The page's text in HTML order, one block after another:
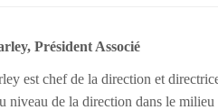
Président Associé
est chef de la direction et
niveau de la direction dans le